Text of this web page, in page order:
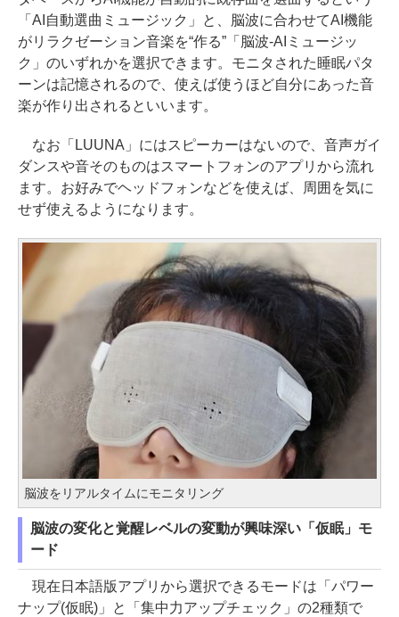
「AI自動選曲ミュージック」と、脳波に合わせてAI機能
がリラクゼーション音楽を“作る”「脳波-AIミュージッ
ク」のいずれかを選択できます。モニタされた睡眠パタ
ーンは記憶されるので、使えば使うほど自分にあった音
楽が作り出されるといいます。
なお「LUUNA」にはスピーカーはないので、音声ガイ
ダンスや音そのものはスマートフォンのアプリから流れ
ます。お好みでヘッドフォンなどを使えば、周囲を気に
せず使えるようになります。
脳波をリアルタイムにモニタリング
脳波の変化と覚醒レベルの変動が興味深い「仮眠」モ
ード
現在日本語版アプリから選択できるモードは「パワー
ナップ(仮眠)」と「集中力アップチェック」の2種類で